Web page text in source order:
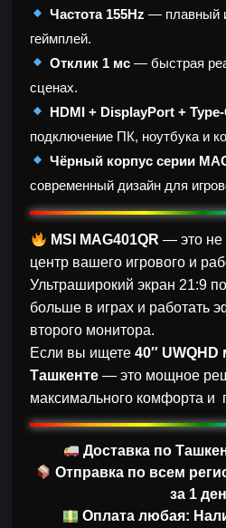
Частота 155Hz — плавный
геймплей.
Отклик 1 мс— быстрая
сценах.
HDMI + DisplayPort +
подключение ПК, ноутбука и
Чёрный корпус серии
современный дизайн для
MSI MAG401QR — это не
центр вашего игрового и
Ультраширокий экран 21:9
больше в играх и работать
второго монитора.
Если вы ищете40″
Ташкенте — это мощное
максимального комфорта и
Доставка по
Отправка по всем
за 1
Оплата любая: